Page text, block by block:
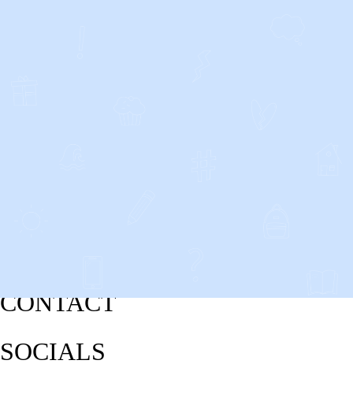
CONTACT
SOCIALS